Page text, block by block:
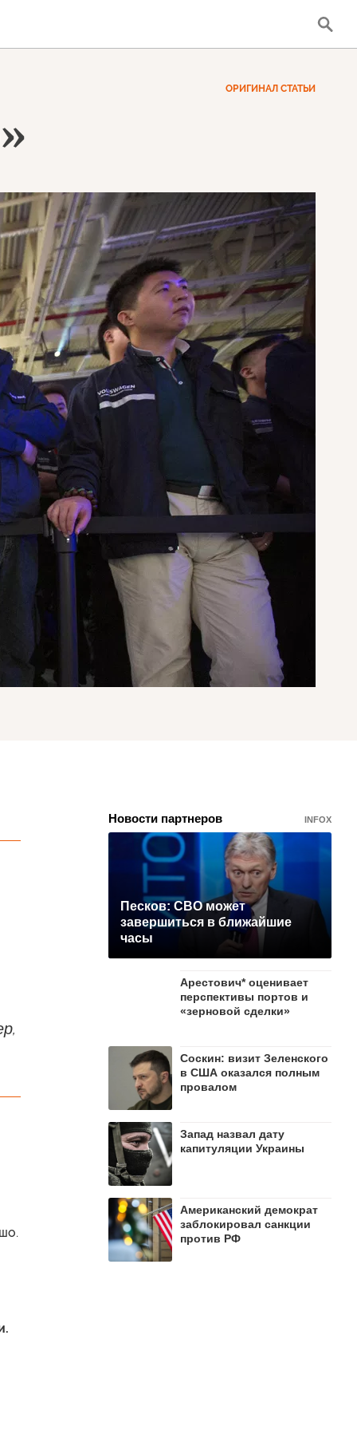
ОРИГИНАЛ СТАТЬИ
Новости партнеров INFOX
Песков: СВО может
завершиться в ближайшие
часы
Арестович* оценивает
перспективы портов и
«зерновой сделки»
Соскин: визит Зеленского
в США оказался полным
провалом
Запад назвал дату
капитуляции Украины
Американский демократ
заблокировал санкции
против РФ